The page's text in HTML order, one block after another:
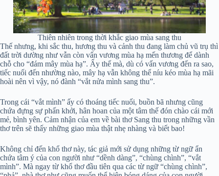
Thiên nhiên trong thời khắc giao mùa sang thu
Thế nhưng, khi sắc thu, hương thu và cảnh thu đang làm chủ vũ trụ thì
đất trời dường như vẫn còn vấn vương mùa hạ mến thương để dành
chỗ cho “đám mây mùa hạ”. Ấy thế mà, dù có vấn vương đến ra sao,
tiếc nuối đến nhường nào, mây hạ vẫn không thể níu kéo mùa hạ mãi
hoài nên vì vậy, nó đành “vắt nửa mình sang thu”.
Trong cái “vắt mình” ấy có thoáng tiếc nuối, buồn bã nhưng cũng
chứa đựng sự phấn khởi, hân hoan của một tâm thế đón chào cái mới
mẻ, bình yên. Cảm nhận của em về bài thơ Sang thu trong những vần
thơ trên sẽ thấy những giao mùa thật nhẹ nhàng và biết bao!
Không chỉ đến khổ thơ này, tác giả mới sử dụng những từ ngữ ẩn
chứa tâm ý của con người như “dềnh dàng”, “chùng chình”, “vắt
mình”. Mà ngay từ khổ thơ đầu tiên qua các từ ngữ “chùng chình”,